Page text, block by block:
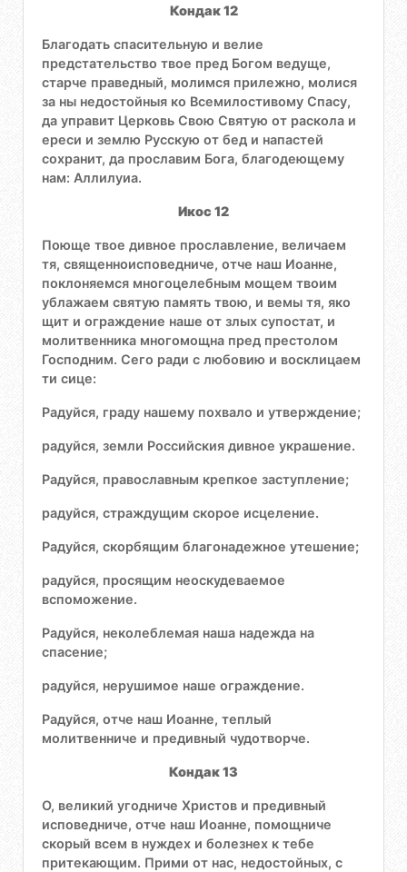
Кондак 12
Благодать спасительную и велие
предстательство твое пред Богом ведуще,
старче праведный, молимся прилежно, молися
за ны недостойныя ко Всемилостивому Спасу,
да управит Церковь Свою Святую от раскола и
ереси и землю Русскую от бед и напастей
сохранит, да прославим Бога, благодеющему
нам: Аллилуиа.
Икос 12
Поюще твое дивное прославление, величаем
тя, священноисповедниче, отче наш Иоанне,
поклоняемся многоцелебным мощем твоим
ублажаем святую память твою, и вемы тя, яко
щит и ограждение наше от злых супостат, и
молитвенника многомощна пред престолом
Господним. Сего ради с любовию и восклицаем
ти сице:
Радуйся, граду нашему похвало и утверждение;
радуйся, земли Российския дивное украшение.
Радуйся, православным крепкое заступление;
радуйся, страждущим скорое исцеление.
Радуйся, скорбящим благонадежное утешение;
радуйся, просящим неоскудеваемое
вспоможение.
Радуйся, неколеблемая наша надежда на
спасение;
радуйся, нерушимое наше ограждение.
Радуйся, отче наш Иоанне, теплый
молитвенниче и предивный чудотворче.
Кондак 13
О, великий угодниче Христов и предивный
исповедниче, отче наш Иоанне, помощниче
скорый всем в нуждех и болезнех к тебе
притекающим. Прими от нас, недостойных, с